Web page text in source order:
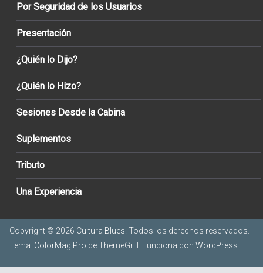
Por Seguridad de los Usuarios
Presentación
¿Quién lo Dijo?
¿Quién lo Hizo?
Sesiones Desde la Cabina
Suplementos
Tributo
Una Experiencia
Copyright © 2026 Cultura Blues . Todos los derechos reservados.
Tema: ColorMag Pro de ThemeGrill. Funciona con WordPress